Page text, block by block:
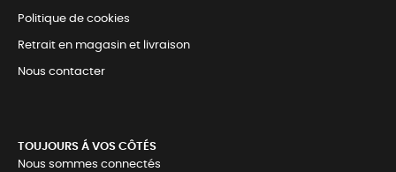
Politique de cookies
Retrait en magasin et livraison
Nous contacter
TOUJOURS Á VOS CÔTÉS
Nous sommes connectés